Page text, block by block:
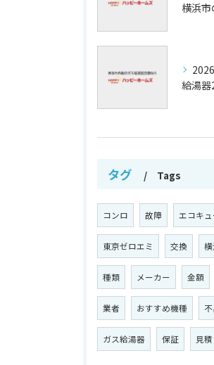
タグ Tags
コンロ 故障 エコキュ
東京ゼロエミ 交換
種類 メーカー 金額
業者 おすすめ機種
ガス給湯器 保証 見積